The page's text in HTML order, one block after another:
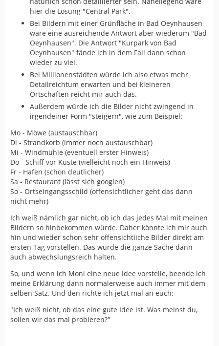
hier die Lösung "Central Park".
Bei Bildern mit einer Grünfläche in Bad Oeynhausen
wäre eine ausreichende Antwort aber wiederum "Bad
Oeynhausen". Die Antwort "Kurpark von Bad
Oeynhausen" fände ich in dem Fall dann schon
wieder zu viel.
Bei Millionenstädten würde ich also etwas mehr
Detailreichtum erwarten und bei kleineren
Ortschaften reicht mir auch das.
Außerdem würde ich die Bilder nicht zwingend in
irgendeiner Form "steigern", wie zum Beispiel:
Mo - Möwe (austauschbar)
Di - Strandkorb (immer noch austauschbar)
Mi - Windmühle (eventuell erster Hinweis)
Do - Schiff vor Küste (vielleicht noch ein Hinweis)
Fr - Hafen (schon deutlicher)
Sa - Restaurant (lässt sich googlen)
So - Ortseingangsschild (offensichtlicher geht das dann
nicht mehr)
Ich weiß nämlich gar nicht, ob ich das jedes Mal mit meinen
Bildern so hinbekommen würde. Daher könnte ich mir auch
hin und wieder schon sehr offensichtliche Bilder direkt am
ersten Tag vorstellen. Das würde die ganze Sache dann
auch abwechslungsreich halten.
So, und wenn ich Moni eine neue Idee vorstelle, beende ich
meine Erklärung dann normalerweise auch immer mit dem
selben Satz. Und den richte ich jetzt mal an euch:
"Ich weiß nicht, ob das eine gute Idee ist. Was meinst du,
sollen wir das mal probieren?"